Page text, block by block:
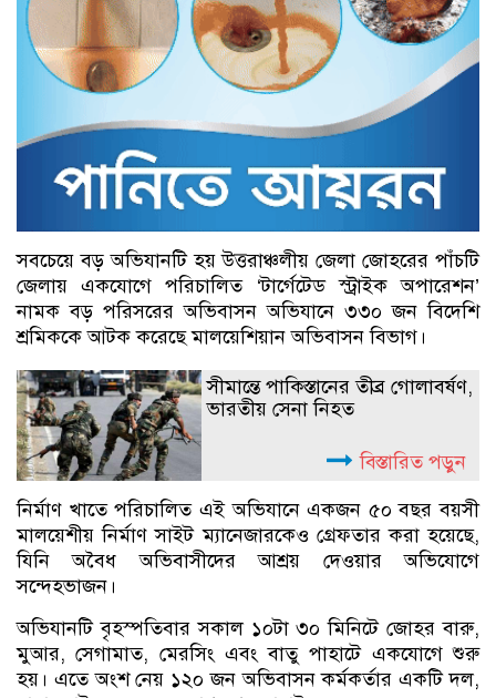
সবচেয়ে বড় অভিযানটি হয় উত্তরাঞ্চলীয় জেলা জোহরের পাঁচটি
জেলায় একযোগে পরিচালিত ‘টার্গেটেড স্ট্রাইক অপারেশন’
নামক বড় পরিসরের অভিবাসন অভিযানে ৩৩০ জন বিদেশি
শ্রমিককে আটক করেছে মালয়েশিয়ান অভিবাসন বিভাগ।
সীমান্তে পাকিস্তানের তীব্র গোলাবর্ষণ,
ভারতীয় সেনা নিহত
বিস্তারিত পড়ুন
নির্মাণ খাতে পরিচালিত এই অভিযানে একজন ৫০ বছর বয়সী
মালয়েশীয় নির্মাণ সাইট ম্যানেজারকেও গ্রেফতার করা হয়েছে,
যিনি অবৈধ অভিবাসীদের আশ্রয় দেওয়ার অভিযোগে
সন্দেহভাজন।
অভিযানটি বৃহস্পতিবার সকাল ১০টা ৩০ মিনিটে জোহর বারু,
মুআর, সেগামাত, মেরসিং এবং বাতু পাহাটে একযোগে শুরু
হয়। এতে অংশ নেয় ১২০ জন অভিবাসন কর্মকর্তার একটি দল,